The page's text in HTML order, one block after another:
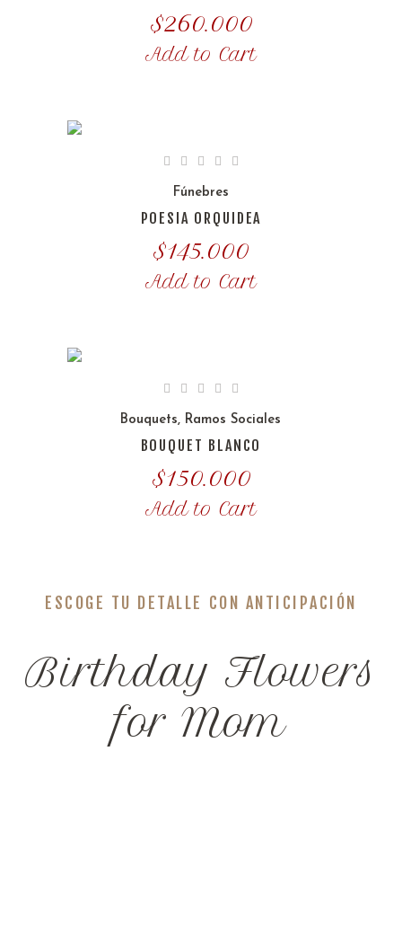
$260.000
Add to Cart
Fúnebres
POESIA ORQUIDEA
$145.000
Add to Cart
Bouquets, Ramos Sociales
BOUQUET BLANCO
$150.000
Add to Cart
ESCOGE TU DETALLE CON ANTICIPACIÓN
Birthday Flowers
for Mom